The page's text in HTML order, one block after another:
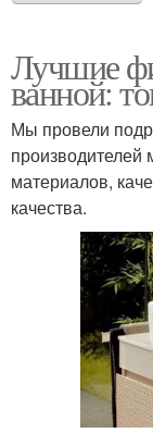
Лучшие
ванной:
Мы провели
производителей
материалов,
качества.